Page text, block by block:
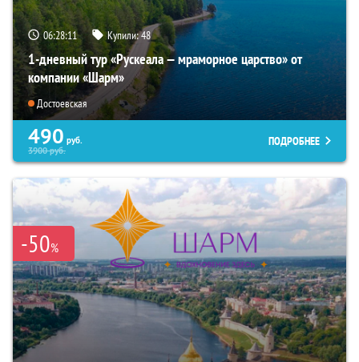
06:28:10 Купили:48
1-дневный тур «Рускеала — мраморное царство» от
компании «Шарм»
Достоевская
490 руб.
3900руб.
ПОДРОБНЕЕ
-50%